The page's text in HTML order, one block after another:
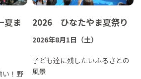
夏ま
い！野
2026 ひなたやま夏祭り
2026年8月1日（土）
子ども達に残したいふるさとの
風景